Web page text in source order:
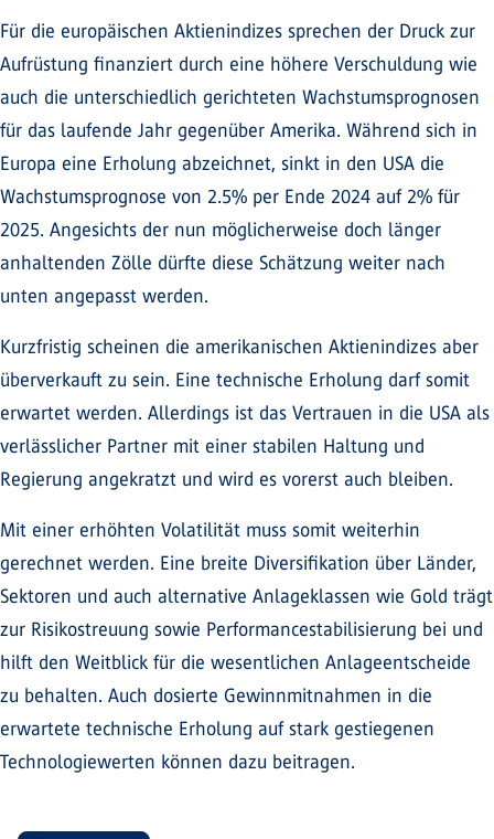
Für die europäischen Aktienindizes sprechen der Druck zur
Aufrüstung finanziert durch eine höhere Verschuldung wie
auch die unterschiedlich gerichteten Wachstumsprognosen
für das laufende Jahr gegenüber Amerika. Während sich in
Europa eine Erholung abzeichnet, sinkt in den USA die
Wachstumsprognose von 2.5% per Ende 2024 auf 2% für
2025. Angesichts der nun möglicherweise doch länger
anhaltenden Zölle dürfte diese Schätzung weiter nach
unten angepasst werden.
Kurzfristig scheinen die amerikanischen Aktienindizes aber
überverkauft zu sein. Eine technische Erholung darf somit
erwartet werden. Allerdings ist das Vertrauen in die USA als
verlässlicher Partner mit einer stabilen Haltung und
Regierung angekratzt und wird es vorerst auch bleiben.
Mit einer erhöhten Volatilität muss somit weiterhin
gerechnet werden. Eine breite Diversifikation über Länder,
Sektoren und auch alternative Anlageklassen wie Gold trägt
zur Risikostreuung sowie Performancestabilisierung bei und
hilft den Weitblick für die wesentlichen Anlageentscheide
zu behalten. Auch dosierte Gewinnmitnahmen in die
erwartete technische Erholung auf stark gestiegenen
Technologiewerten können dazu beitragen.